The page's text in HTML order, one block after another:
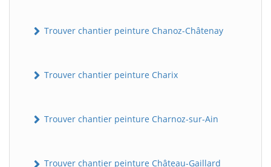
Trouver chantier peinture Chanoz-Châtenay
Trouver chantier peinture Charix
Trouver chantier peinture Charnoz-sur-Ain
Trouver chantier peinture Château-Gaillard